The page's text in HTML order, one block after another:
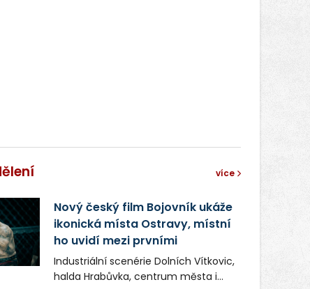
více
Nový český film Bojovník ukáže
ikonická místa Ostravy, místní
ho uvidí mezi prvními
Industriální scenérie Dolních Vítkovic,
halda Hrabůvka, centrum města i